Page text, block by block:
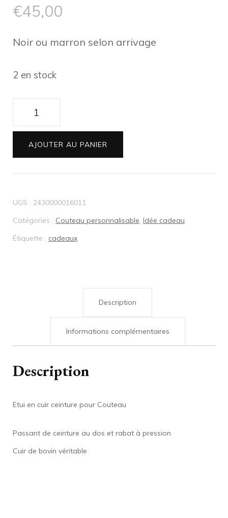
€45,00
Noir ou marron selon arrivage
2 en stock
quantité
de
Etui
en
cuir
Couteau
AJOUTER AU PANIER
UGS : 2430000016011
Catégories : Couteau personnalisable, Idée cadeau
Étiquette : cadeaux
Description
Informations complémentaires
Description
Etui en cuir ceinture pour Couteau
Passant de ceinture au dos et rabat à pression
Cuir de bovin véritable